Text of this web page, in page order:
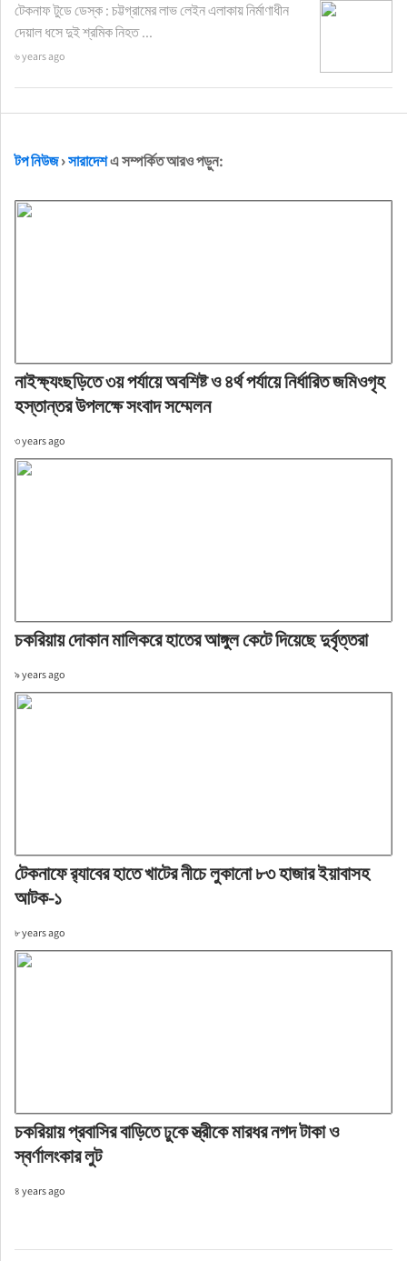
টেকনাফ টুডে ডেস্ক : চট্টগ্রামের লাভ লেইন এলাকায় নির্মাণাধীন
দেয়াল ধসে দুই শ্রমিক নিহত ...
৬ years ago
টপ নিউজ›সারাদেশএ সম্পর্কিত আরও পড়ুন:
নাইক্ষ্যংছড়িতে ৩য় পর্যায়ে অবশিষ্ট ও ৪র্থ পর্যায়ে নির্ধারিত জমিওগৃহ
হস্তান্তর উপলক্ষে সংবাদ সম্মেলন
৩ years ago
চকরিয়ায় দোকান মালিকরে হাতের আঙ্গুল কেটে দিয়েছে দুর্বৃত্তরা
৯ years ago
টেকনাফে র‌্যাবের হাতে খাটের নীচে লুকানো ৮৩ হাজার ইয়াবাসহ
আটক-১
৮ years ago
চকরিয়ায় প্রবাসির বাড়িতে ঢুকে স্ত্রীকে মারধর নগদ টাকা ও
স্বর্ণালংকার লুট
৪ years ago